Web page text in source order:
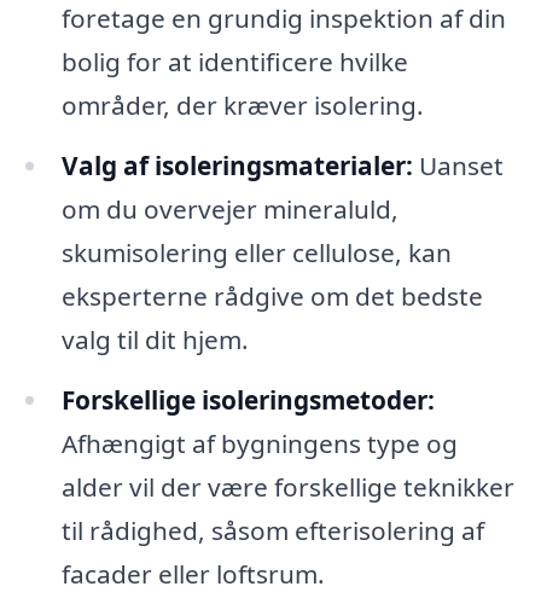
foretage en grundig inspektion af din
bolig for at identificere hvilke
områder, der kræver isolering.
Valg af isoleringsmaterialer: Uanset
om du overvejer mineraluld,
skumisolering eller cellulose, kan
eksperterne rådgive om det bedste
valg til dit hjem.
Forskellige isoleringsmetoder:
Afhængigt af bygningens type og
alder vil der være forskellige teknikker
til rådighed, såsom efterisolering af
facader eller loftsrum.